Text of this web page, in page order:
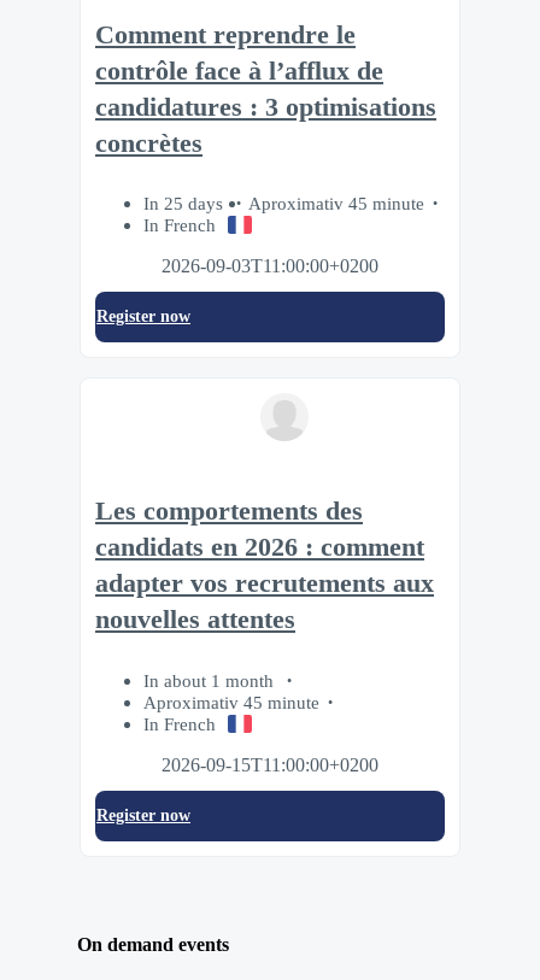
Comment reprendre le
contrôle face à l’afflux de
candidatures : 3 optimisations
concrètes
In 25 days
Aproximativ 45 minute
In French
2026-09-03T11:00:00+0200
Register now
Les comportements des
candidats en 2026 : comment
adapter vos recrutements aux
nouvelles attentes
In about 1 month
Aproximativ 45 minute
In French
2026-09-15T11:00:00+0200
Register now
On demand events